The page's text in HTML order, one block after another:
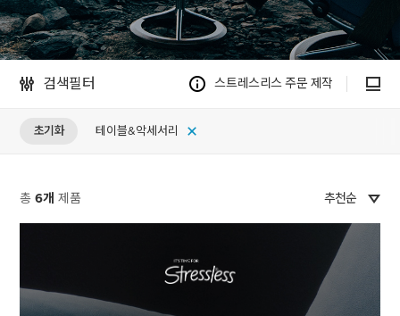
검색필터 스트레스리스 주문 제작
초기화 테이블&악세서리
총6개 제품